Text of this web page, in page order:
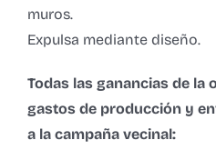
muros.
Expulsa mediante diseño.
Todas las ganancias de la
gastos de producción y
a la campaña vecinal: